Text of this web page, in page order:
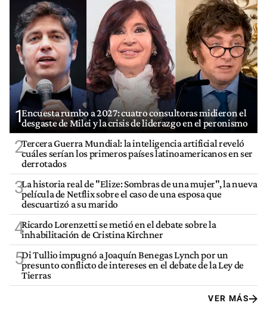
1Encuesta rumbo a 2027: cuatro consultoras midieron el
desgaste de Milei y la crisis de liderazgo en el peronismo
2Tercera Guerra Mundial: la inteligencia artificial reveló
cuáles serían los primeros países latinoamericanos en ser
derrotados
3La historia real de "Elize: Sombras de una mujer", la nueva
película de Netflix sobre el caso de una esposa que
descuartizó a su marido
4Ricardo Lorenzetti se metió en el debate sobre la
inhabilitación de Cristina Kirchner
5Di Tullio impugnó a Joaquín Benegas Lynch por un
presunto conflicto de intereses en el debate de la Ley de
Tierras
VER MÁS